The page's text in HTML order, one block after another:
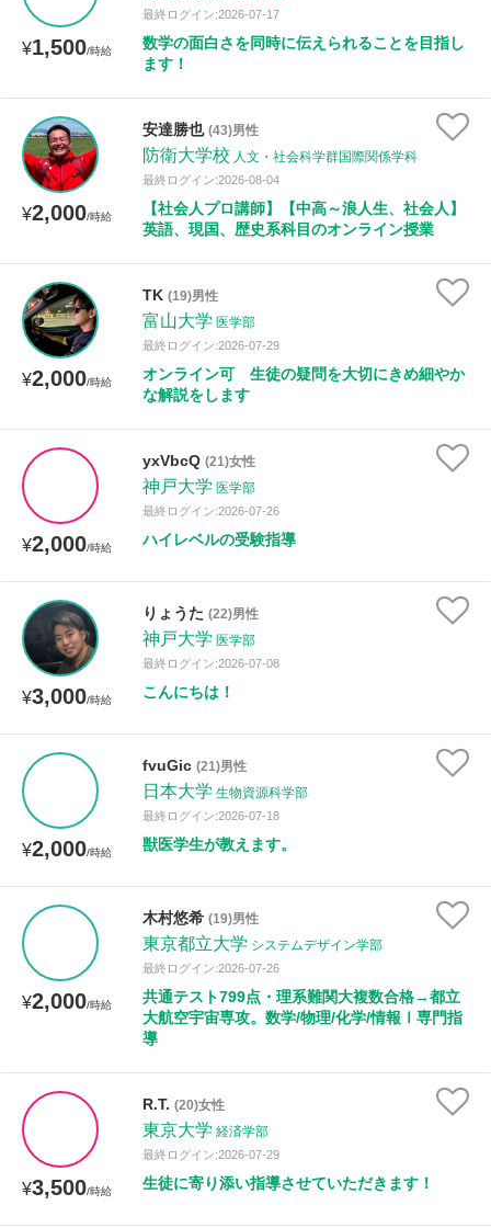
¥1,500/時給
最終ログイン:2026-07-17
数学の面白さを同時に伝えられることを目指し
ます！
¥2,000/時給
安達勝也 (43)男性
防衛大学校 人文・社会科学群国際関係学科
最終ログイン:2026-08-04
【社会人プロ講師】【中高～浪人生、社会人】
英語、現国、歴史系科目のオンライン授業
¥2,000/時給
TK (19)男性
富山大学 医学部
最終ログイン:2026-07-29
オンライン可 生徒の疑問を大切にきめ細やか
な解説をします
¥2,000/時給
yxVbcQ (21)女性
神戸大学 医学部
最終ログイン:2026-07-26
ハイレベルの受験指導
¥3,000/時給
りょうた (22)男性
神戸大学 医学部
最終ログイン:2026-07-08
こんにちは！
¥2,000/時給
fvuGic (21)男性
日本大学 生物資源科学部
最終ログイン:2026-07-18
獣医学生が教えます。
¥2,000/時給
木村悠希 (19)男性
東京都立大学 システムデザイン学部
最終ログイン:2026-07-26
共通テスト799点・理系難関大複数合格→都立
大航空宇宙専攻。数学/物理/化学/情報Ⅰ専門指
導
¥3,500/時給
R.T. (20)女性
東京大学 経済学部
最終ログイン:2026-07-29
生徒に寄り添い指導させていただきます！